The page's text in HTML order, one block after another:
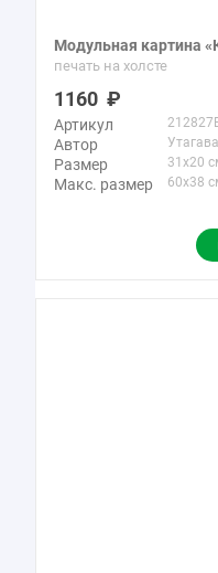
Модульная картина
печать на холсте
1160
Артикул
Автор
Размер 31x20
Макс. размер 60x38